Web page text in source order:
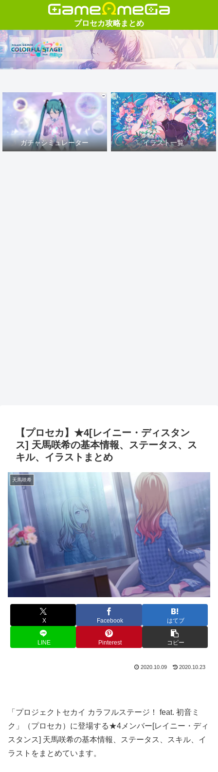
ガチャシミュレーター イラスト一覧
【プロセカ】★4[レイニー・ディスタン
ス] 天馬咲希の基本情報、ステータス、ス
キル、イラストまとめ
天馬咲希
X Facebook はてブ
LINE Pinterest コピー
2020.10.09 2020.10.23
「プロジェクトセカイ カラフルステージ！ feat. 初音ミ
ク」（プロセカ）に登場する★4メンバー[レイニー・ディ
スタンス] 天馬咲希の基本情報、ステータス、スキル、イ
ラストをまとめています。